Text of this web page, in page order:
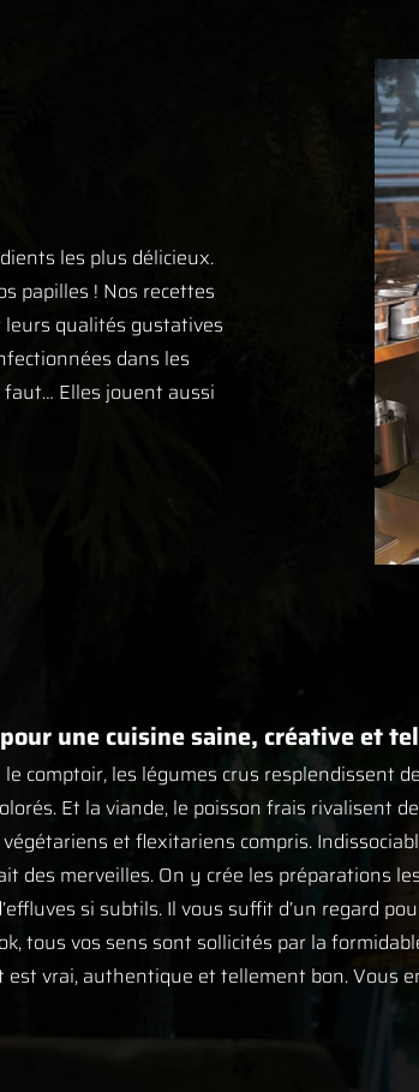
les plus délicieux.
papilles ! Nos recettes
leurs qualités gustatives
dans les
faut… Elles jouent aussi
une cuisine saine, créative et
comptoir, les légumes crus resplendissent
Et la viande, le poisson frais rivalisent
et flexitariens compris.
des merveilles. On y crée les préparations
si subtils. Il vous suffit d’un regard
tous vos sens sont sollicités par la
est vrai, authentique et tellement bon. Vous